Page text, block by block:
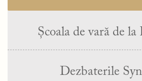
Școala de vară de la
Dezbaterile